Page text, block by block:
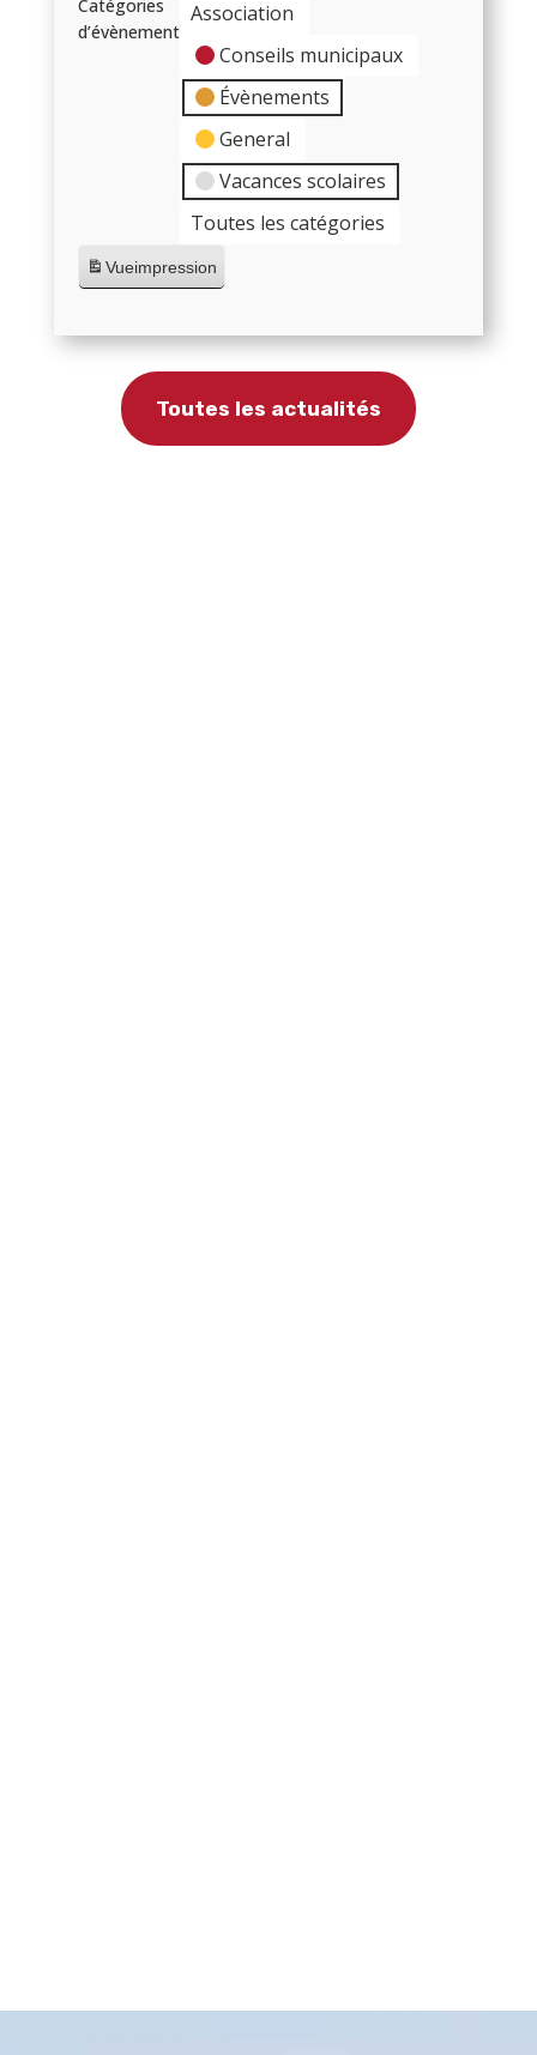
Catégories
d’évènement
Association
Conseils municipaux
Évènements
General
Vacances scolaires
Toutes les catégories
Vueimpression
Toutes les actualités